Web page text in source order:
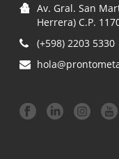
Av. Gral. San
Herrera) C.P.
(+598) 2203 5330